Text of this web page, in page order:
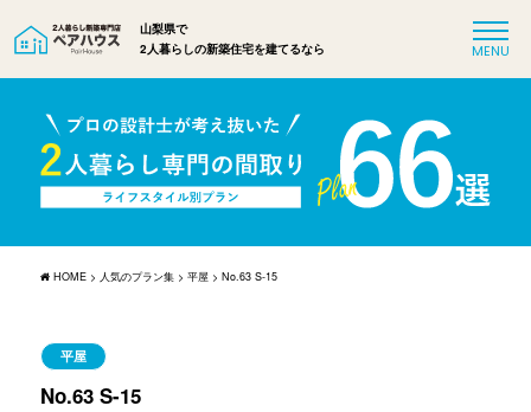
山梨県で
2人暮らしの新築住宅を建てるなら
HOME > 人気のプラン集 >平屋 >No.63 S-15
平屋
No.63 S-15